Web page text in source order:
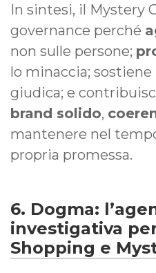
In sintesi, il Mystery
governance perché
non sulle persone;
lo minaccia; sostiene
giudica; e
brand solido,
mantenere nel
propria promessa.
6. Dogma:
investigativa
Shopping e